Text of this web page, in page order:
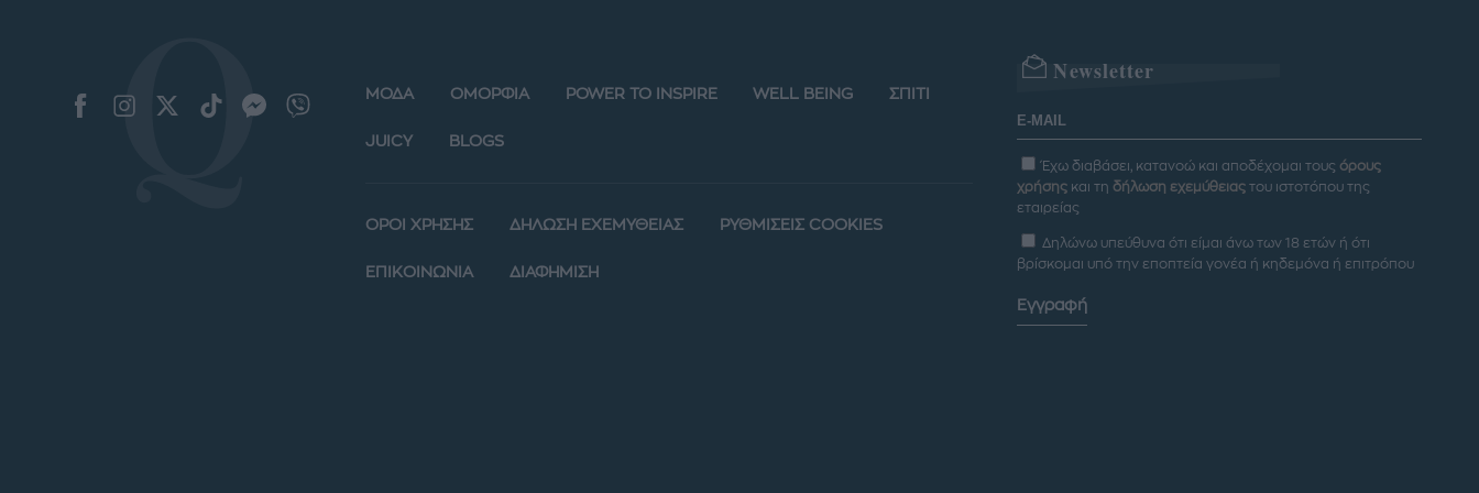
ΜΟΔΑ ΟΜΟΡΦΙΑ POWER TO INSPIRE WELL BEING ΣΠΙΤΙ
JUICY BLOGS
ΟΡΟΙ ΧΡΗΣΗΣ ΔΗΛΩΣΗ ΕΧΕΜΥΘΕΙΑΣ ΡΥΘΜΙΣΕΙΣ COOKIES
ΕΠΙΚΟΙΝΩΝΙΑ ΔΙΑΦΗΜΙΣΗ
Newsletter
Έχω διαβάσει, κατανοώ και αποδέχομαι τους όρους
χρήσης και τη δήλωση εχεμύθειας του ιστοτόπου της
εταιρείας
Δηλώνω υπεύθυνα ότι είμαι άνω των 18 ετών ή ότι
βρίσκομαι υπό την εποπτεία γονέα ή κηδεμόνα ή επιτρόπου
Εγγραφή